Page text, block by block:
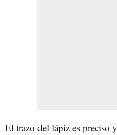
El trazo del lápiz es preciso